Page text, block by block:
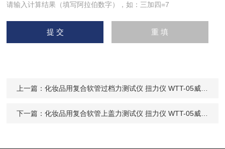
请输入计算结果（填写阿拉伯数字），如：三加四=7
上一篇：化妆品用复合软管过档力测试仪 扭力仪 WTT-05威申科技
下一篇：化妆品用复合软管上盖力测试仪 扭力仪 WTT-05威申科技